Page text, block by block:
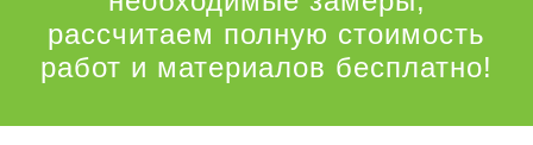
рассчитаем полную стоимость
работ и материалов бесплатно!